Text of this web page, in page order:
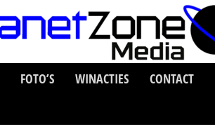
FOTO’S WINACTIES CONTACT